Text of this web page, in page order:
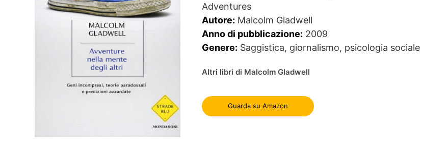
Adventures
Autore: Malcolm Gladwell
Anno di pubblicazione: 2009
Genere: Saggistica, giornalismo, psicologia sociale
Altri libri di Malcolm Gladwell
Guarda su Amazon